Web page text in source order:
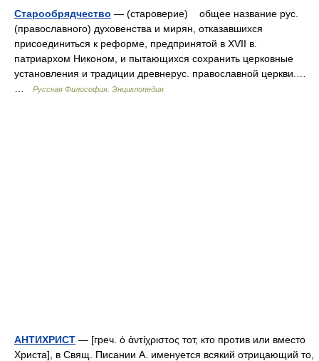
Старообрядчество — (староверие) общее название рус.
(православного) духовенства и мирян, отказавшихся
присоединиться к реформе, предпринятой в XVII в.
патриархом Никоном, и пытающихся сохранить церковные
установления и традиции древнерус. православной церкви.…
Русская Философия. Энциклопедия
АНТИХРИСТ — [греч. ὁ ἀντίχριστος тот, кто против или вместо
Христа], в Свящ. Писании А. именуется всякий отрицающий то,